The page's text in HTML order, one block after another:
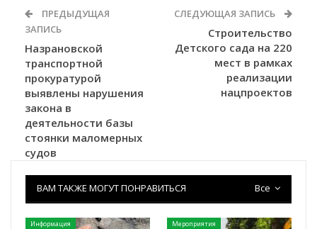
ПРЕДЫДУЩАЯ
ЗАПИСЬ
Назрановской
транспортной
прокуратурой
выявлены нарушения
закона в
деятельности базы
стоянки маломерных
судов
СЛЕДУЮЩАЯ ЗАПИСЬ
Строительство
Детского сада на 220
мест в рамках
реализации
нацпроектов
Все
ВАМ ТАКЖЕ МОГУТ ПОНРАВИТЬСЯ
Информация Мероприятия